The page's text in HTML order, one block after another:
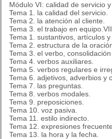
Módulo VI: calidad de servicio
Tema 1. la calidad del servicio.
Tema 2. la atención al cliente.
Tema 3. el trabajo en
Tema 1. sustantivos, artículos y
Tema 2. estructura de la
Tema 3. el verbo,
Tema 4. verbos auxiliares.
Tema 5. verbos regulares e
Tema 6. adjetivos, adverbios y
Tema 7. las preguntas.
Tema 8. verbos modales.
Tema 9. preposiciones.
Tema 10. voz pasiva.
Tema 11. estilo indirecto.
Tema 12. expresiones
Tema 13. la hora y la fecha.